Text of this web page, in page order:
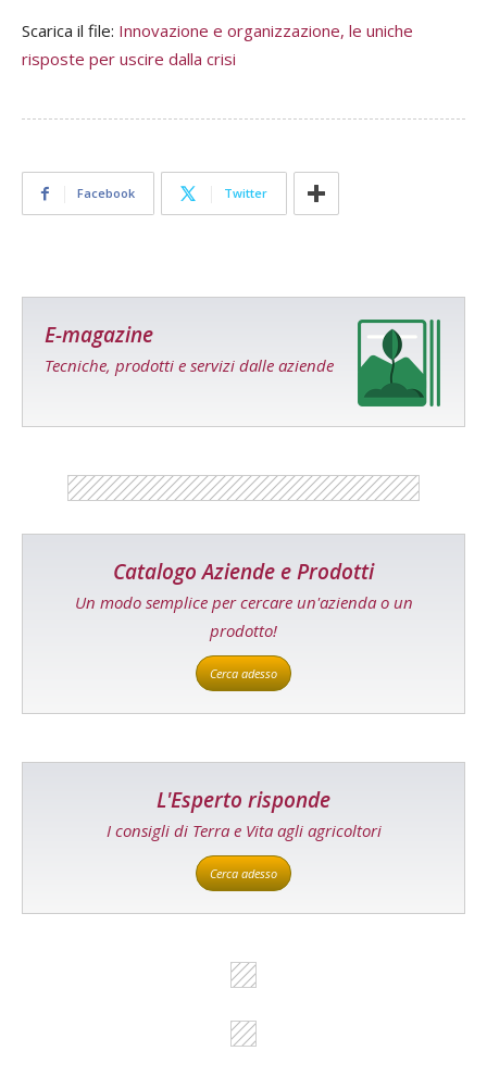
Scarica il file: Innovazione e organizzazione, le uniche
risposte per uscire dalla crisi
Facebook Twitter
E-magazine
Tecniche, prodotti e servizi dalle aziende
Catalogo Aziende e Prodotti
Un modo semplice per cercare un'azienda o un
prodotto!
Cerca adesso
L'Esperto risponde
I consigli di Terra e Vita agli agricoltori
Cerca adesso